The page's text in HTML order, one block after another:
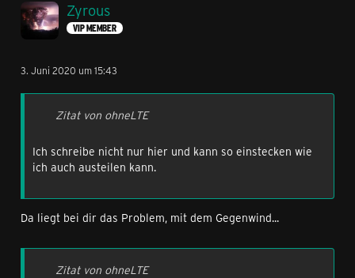
Zyrous
VIP MEMBER
3. Juni 2020 um 15:43
Zitat von ohneLTE
Ich schreibe nicht nur hier und kann so einstecken wie
ich auch austeilen kann.
Da liegt bei dir das Problem, mit dem Gegenwind...
Zitat von ohneLTE